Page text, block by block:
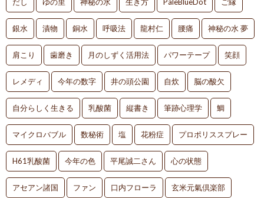
銀水 漬物 銅水 呼吸法 龍村仁 腰痛 神秘の水 夢
肩こり 歯磨き 月のしずく活用法 パワーテープ 笑顔
レメディ 今年の数字 井の頭公園 自炊 脳の酸欠
自分らしく生きる 乳酸菌 縦書き 筆跡心理学 鯛
マイクロバブル 数秘術 塩 花粉症 プロポリススプレー
H61乳酸菌 今年の色 平尾誠二さん 心の状態
アセアン諸国 ファン 口内フローラ 玄米元氣倶楽部